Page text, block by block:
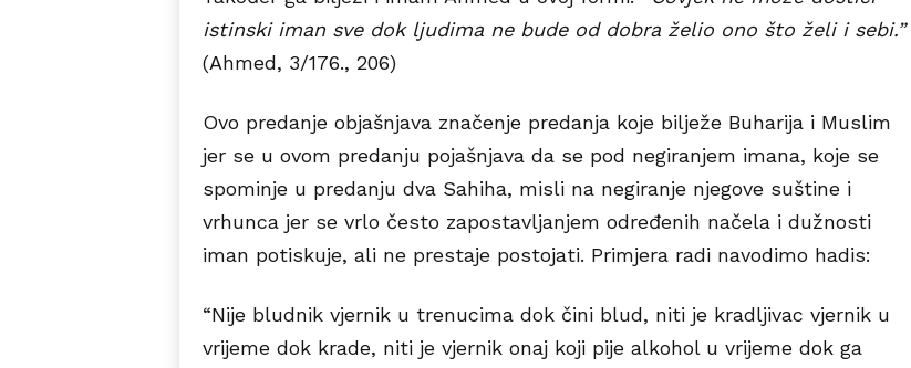
istinski iman sve dok ljudima ne bude od dobra želio ono što želi i sebi.”
(Ahmed, 3/176., 206)
Ovo predanje objašnjava značenje predanja koje bilježe Buharija i Muslim
jer se u ovom predanju pojašnjava da se pod negiranjem imana, koje se
spominje u predanju dva Sahiha, misli na negiranje njegove suštine i
vrhunca jer se vrlo često zapostavljanjem određenih načela i dužnosti
iman potiskuje, ali ne prestaje postojati. Primjera radi navodimo hadis:
“Nije bludnik vjernik u trenucima dok čini blud, niti je kradljivac vjernik u
vrijeme dok krade, niti je vjernik onaj koji pije alkohol u vrijeme dok ga